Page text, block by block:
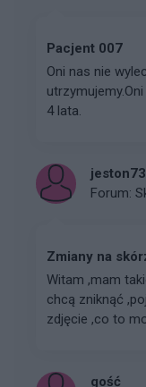
Pacjent 007
Oni nas nie
4 lata.
jeston73
Forum:
Zmiany na
Witam ,mam
chcą zniknąć
zdjęcie ,co to
gość